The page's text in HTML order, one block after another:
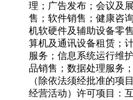
理；广告发布；会议及
售；软件销售；健康咨
机软硬件及辅助设备零
算机及通讯设备租赁；
服务；信息系统运行维
品销售；数据处理服务
（除依法须经批准的项
经营活动）许可项目：